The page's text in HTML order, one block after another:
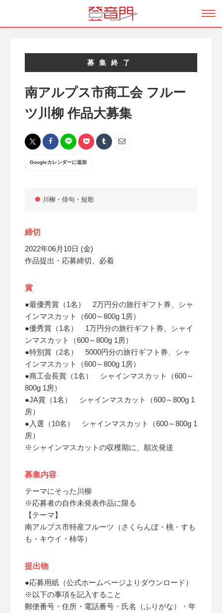
募集終了
南アルプス市商工会 フルー
ツ川柳 作品大募集
Googleカレンダーに追加
川柳・俳句・短歌
締切
2022年06月10日 (金)
作品提出・応募締切、必着
賞
●最優秀賞（1名） 2万円分の旅行ギフト券、シャ
インマスカット（600～800g 1房）
●優秀賞（1名） 1万円分の旅行ギフト券、シャイ
ンマスカット（600～800g 1房）
●特別賞（2名） 5000円分の旅行ギフト券、シャ
インマスカット（600～800g 1房）
●商工会長賞（1名） シャインマスカット（600～
800g 1房）
●JA賞（1名） シャインマスカット（600～800g 1
房）
●入選（10名） シャインマスカット（600～800g 1
房）
※シャインマスカットの収穫期に、順次発送
募集内容
テーマにそった川柳
※応募者の自作未発表作品に限る
【テーマ】
南アルプス市特産フルーツ（さくらんぼ・桃・すも
も・キウイ・柿等）
提出物
●応募用紙（公式ホームページよりダウンロード）
※以下の事項を記入すること
郵便番号・住所・電話番号・氏名（ふりがな）・年